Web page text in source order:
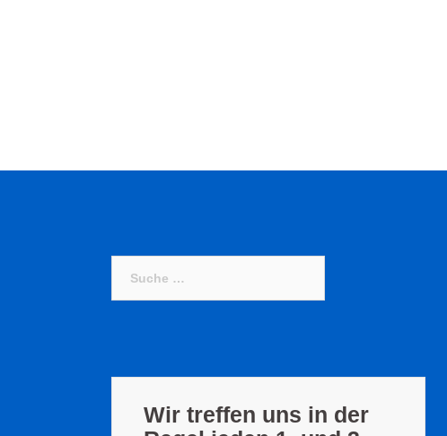
nach:
Wir treffen uns in der